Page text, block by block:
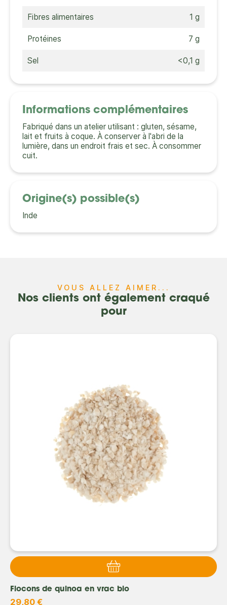
Fibres alimentaires 1 g
Protéines 7 g
Sel <0,1 g
Informations complémentaires
Fabriqué dans un atelier utilisant : gluten, sésame,
lait et fruits à coque. À conserver à l'abri de la
lumière, dans un endroit frais et sec. À consommer
cuit.
Origine(s) possible(s)
Inde
VOUS ALLEZ AIMER...
Nos clients ont également craqué
pour
Flocons de quinoa en vrac bio
29,80 €